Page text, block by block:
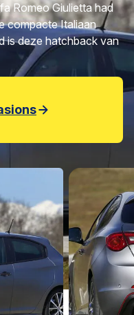
Romeo Giulietta had
compacte Italiaan
is deze hatchback van